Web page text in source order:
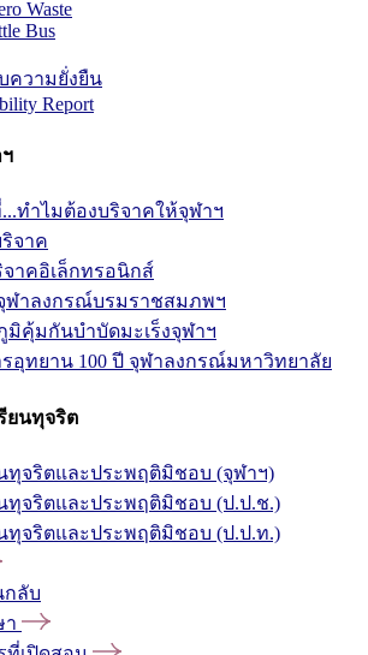
Waste
Bus
ความยั่งยืน
Report
ทำไมต้องบริจาคให้จุฬาฯ
จาค
จาคอิเล็กทรอนิกส์
ฬาลงกรณ์บรมราชสมภพฯ
มิคุ้มกันบำบัดมะเร็งจุฬาฯ
อุทยาน 100 ปี จุฬาลงกรณ์มหาวิทยาลัย
ยนทุจริต
ทุจริตและประพฤติมิชอบ (จุฬาฯ)
นทุจริตและประพฤติมิชอบ (ป.ป.ช.)
นทุจริตและประพฤติมิชอบ (ป.ป.ท.)
กลับ
า